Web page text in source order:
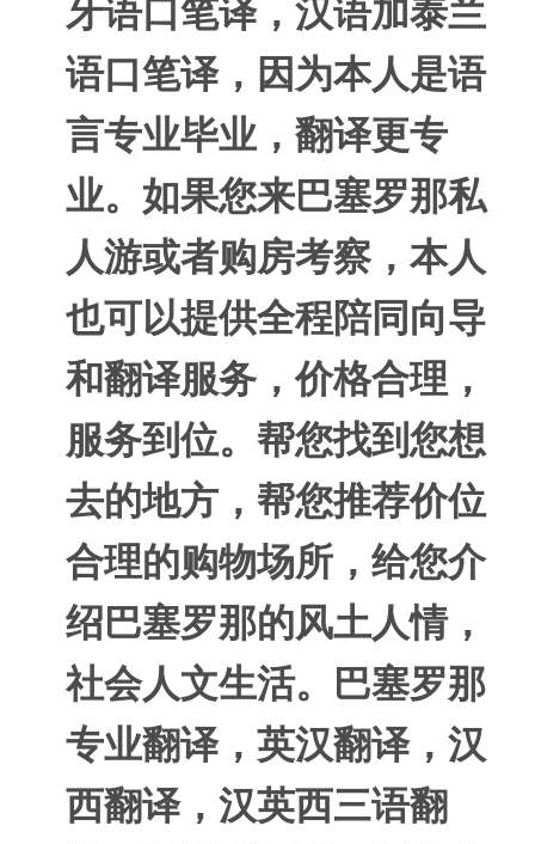
牙语口笔译，汉语加泰兰
语口笔译，因为本人是语
言专业毕业，翻译更专
业。如果您来巴塞罗那私
人游或者购房考察，本人
也可以提供全程陪同向导
和翻译服务，价格合理，
服务到位。帮您找到您想
去的地方，帮您推荐价位
合理的购物场所，给您介
绍巴塞罗那的风土人情，
社会人文生活。巴塞罗那
专业翻译，英汉翻译，汉
西翻译，汉英西三语翻